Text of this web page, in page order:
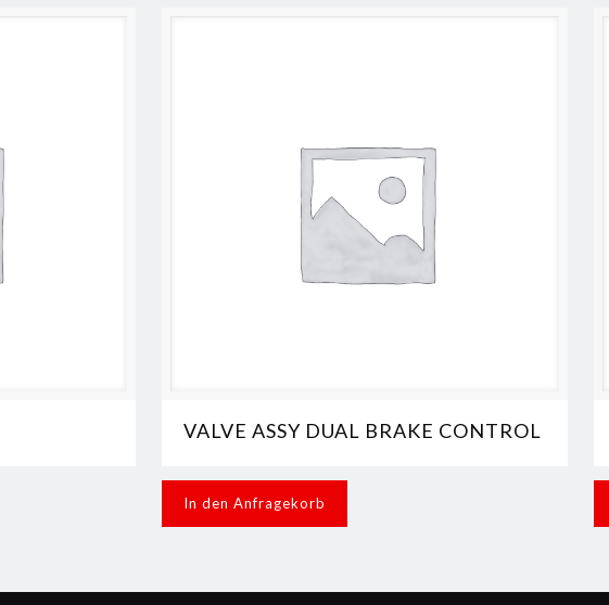
VALVE ASSY DUAL BRAKE CONTROL
In den Anfragekorb